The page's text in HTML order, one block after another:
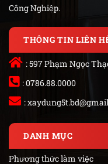
Công Nghiệp.
THÔNG TIN LIÊN
: 597 Phạm Ngọc
: 0786.88.0000
:
DANH MỤC
Phương thức làm việc